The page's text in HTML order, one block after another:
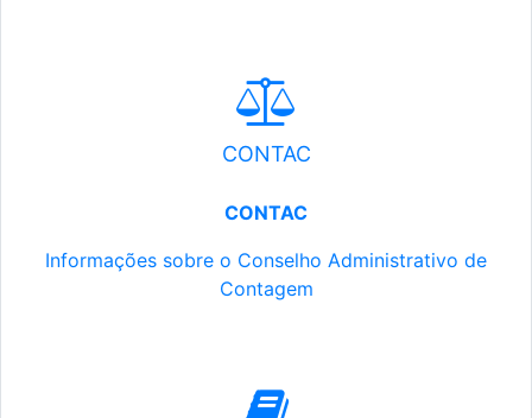
CONTAC
CONTAC
Informações sobre o Conselho Administrativo de
Contagem